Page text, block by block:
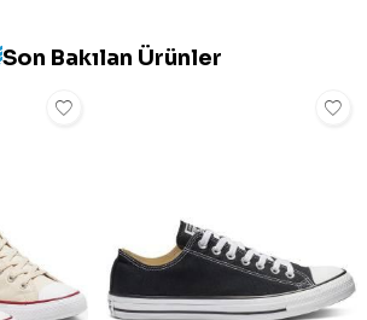
Son Bakılan Ürünler